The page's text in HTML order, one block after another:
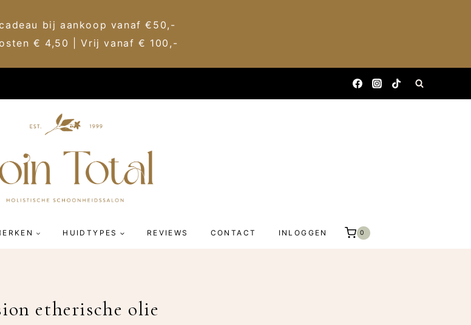
bij aankoop vanaf €50,-
€ 4,50 | Vrij vanaf € 100,-
HUIDTYPES REVIEWS CONTACT INLOGGEN 0
etherische olie